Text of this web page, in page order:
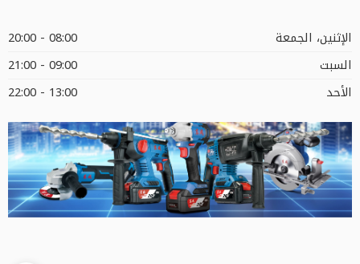
الإثنين، الجمعة
08:00 - 20:00
السبت
09:00 - 21:00
الأحد
13:00 - 22:00